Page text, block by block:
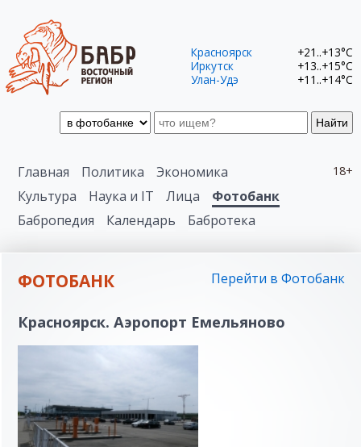
Найти
Красноярск
+21..+13°C
Иркутск
+13..+15°C
Улан-Удэ
+11..+14°C
18+
Главная Политика
Экономика
Культура
Наука и IT Лица
Фотобанк
Бабропедия
Календарь Бабротека
ФОТОБАНК Перейти в Фотобанк
Красноярск. Аэропорт Емельяново